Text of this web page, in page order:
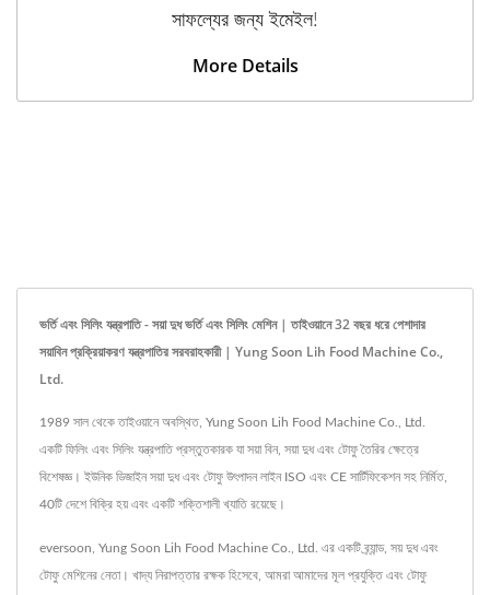
সাফল্যের জন্য ইমেইল!
More Details
ভর্তি এবং সিলিং যন্ত্রপাতি - সয়া দুধ ভর্তি এবং সিলিং মেশিন | তাইওয়ানে 32 বছর ধরে পেশাদার
সয়াবিন প্রক্রিয়াকরণ যন্ত্রপাতির সরবরাহকারী | Yung Soon Lih Food Machine Co.,
Ltd.
1989 সাল থেকে তাইওয়ানে অবস্থিত, Yung Soon Lih Food Machine Co., Ltd.
একটি ফিলিং এবং সিলিং যন্ত্রপাতি প্রস্তুতকারক যা সয়া বিন, সয়া দুধ এবং টোফু তৈরির ক্ষেত্রে
বিশেষজ্ঞ। ইউনিক ডিজাইন সয়া দুধ এবং টোফু উৎপাদন লাইন ISO এবং CE সার্টিফিকেশন সহ নির্মিত,
40টি দেশে বিক্রি হয় এবং একটি শক্তিশালী খ্যাতি রয়েছে।
eversoon, Yung Soon Lih Food Machine Co., Ltd. এর একটি ব্র্যান্ড, সয় দুধ এবং
টোফু মেশিনের নেতা। খাদ্য নিরাপত্তার রক্ষক হিসেবে, আমরা আমাদের মূল প্রযুক্তি এবং টোফু